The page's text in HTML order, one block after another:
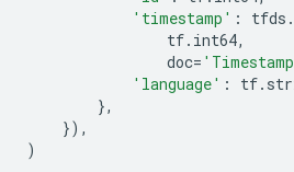
'timestamp' : tfds .
tf. int64,
doc=
'language' : tf.
},
}),
)